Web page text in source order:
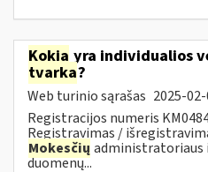
Kokia yra individualios
tvarka?
Web turinio sąrašas 2025-
Registracijos numeris
Registravimas /
Mokesčių administratoriaus
duomenų...